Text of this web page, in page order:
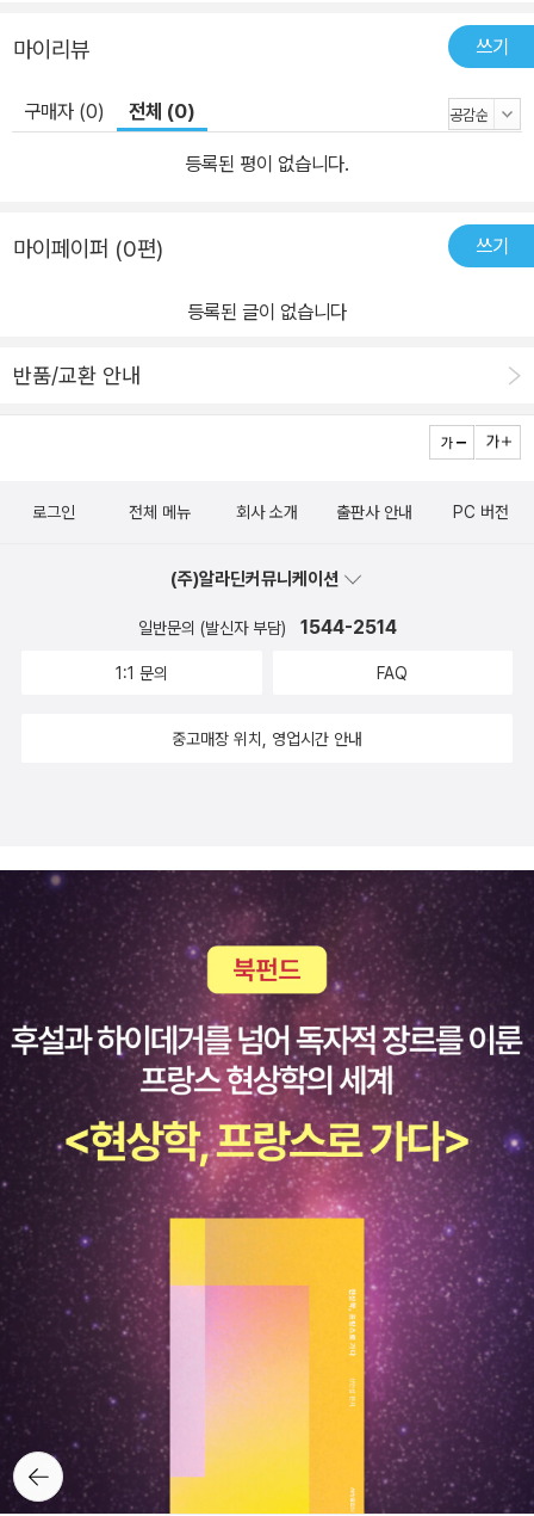
마이리뷰 쓰기
구매자 (0) 전체 (0)
등록된 평이 없습니다.
마이페이퍼 (0편) 쓰기
등록된 글이 없습니다
반품/교환 안내
뒤로가
기
로그인 전체 메뉴 회사 소개 출판사 안내 PC 버전
(주)알라딘커뮤니케이션
일반문의 (발신자 부담) 1544-2514
1:1 문의 FAQ
중고매장 위치, 영업시간 안내